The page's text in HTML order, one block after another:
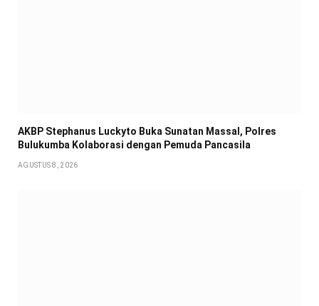
AKBP Stephanus Luckyto Buka Sunatan Massal, Polres
Bulukumba Kolaborasi dengan Pemuda Pancasila
AGUSTUS 8, 2026